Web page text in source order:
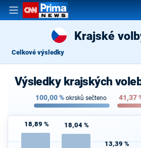
Krajské
Celkové výsledky
Výsledky krajských
100,00% okrsků sečteno 41,37
18,89 % 18,04 %
13,39 %